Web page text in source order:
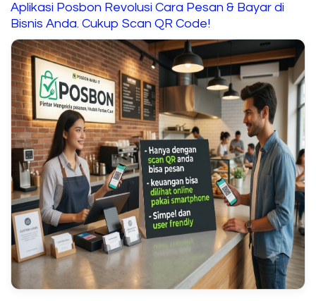
Aplikasi Posbon Revolusi Cara Pesan & Bayar di
Bisnis Anda. Cukup Scan QR Code!